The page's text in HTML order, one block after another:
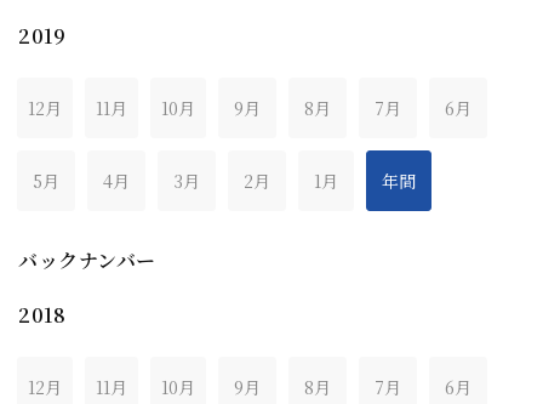
2019
12月 11月 10月 9月 8月 7月 6月
5月 4月 3月 2月 1月 年間
バックナンバー
2018
12月 11月 10月 9月 8月 7月 6月